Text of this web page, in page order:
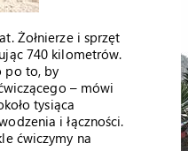
Żołnierze i sprzęt
740 kilometrów.
po to, by
– mówi
tysiąca
i łączności.
ćwiczymy na